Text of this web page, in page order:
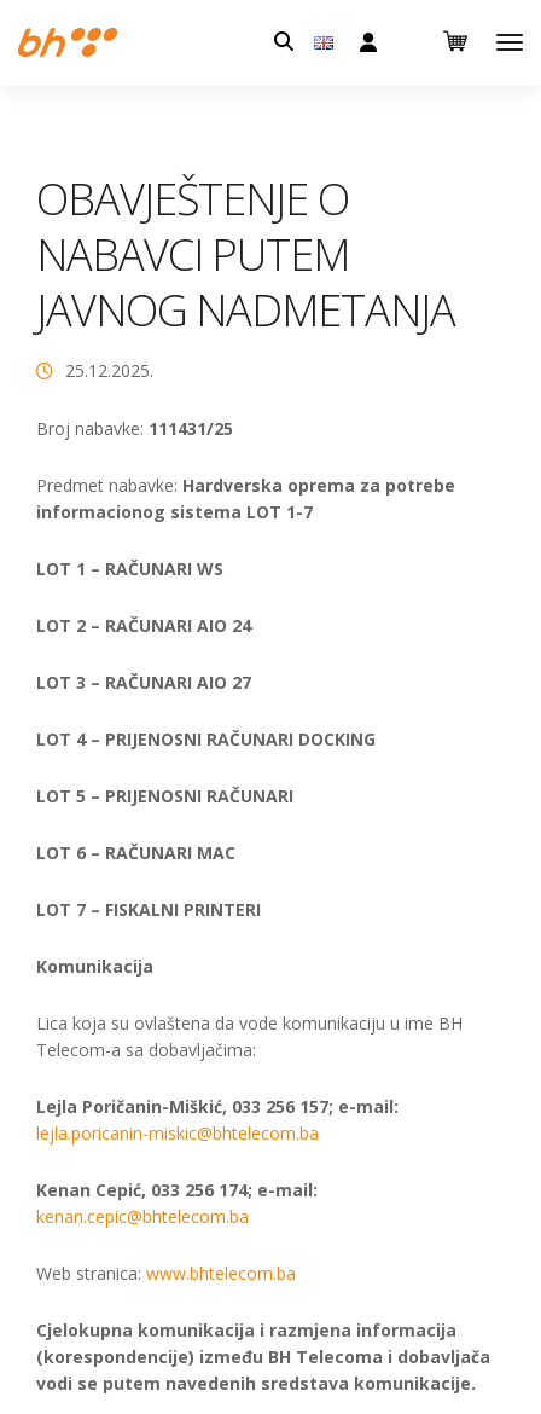
Pretraga:
OBAVJEŠTENJE O
NABAVCI PUTEM
JAVNOG NADMETANJA
25.12.2025.
Broj nabavke: 111431/25
Predmet nabavke: Hardverska oprema za potrebe
informacionog sistema LOT 1-7
LOT 1 – RAČUNARI WS
LOT 2 – RAČUNARI AIO 24
LOT 3 – RAČUNARI AIO 27
LOT 4 – PRIJENOSNI RAČUNARI DOCKING
LOT 5 – PRIJENOSNI RAČUNARI
LOT 6 – RAČUNARI MAC
LOT 7 – FISKALNI PRINTERI
Komunikacija
Lica koja su ovlaštena da vode komunikaciju u ime BH
Telecom-a sa dobavljačima:
Lejla Poričanin-Miškić, 033 256 157; e-mail:
lejla.poricanin-miskic@bhtelecom.ba
Kenan Cepić, 033 256 174; e-mail:
kenan.cepic@bhtelecom.ba
Web stranica: www.bhtelecom.ba
Cjelokupna komunikacija i razmjena informacija
(korespondencije) između BH Telecoma i dobavljača
vodi se putem navedenih sredstava komunikacije.